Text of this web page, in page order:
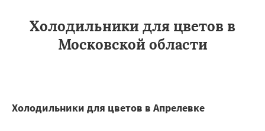
Холодильники для цветов в
Московской области
Холодильники для цветов в Апрелевке